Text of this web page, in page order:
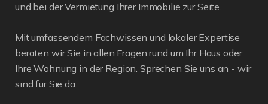
und bei der Vermietung Ihrer Immobilie zur Seite.
Mit umfassendem Fachwissen und lokaler Expertise
beraten wir Sie in allen Fragen rund um Ihr Haus oder
Ihre Wohnung in der Region. Sprechen Sie uns an - wir
sind für Sie da.